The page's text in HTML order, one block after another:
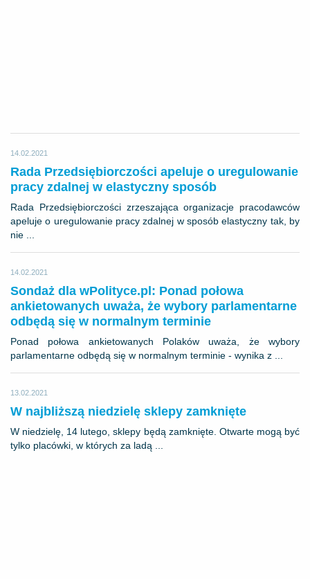
14.02.2021
Rada Przedsiębiorczości apeluje o uregulowanie
pracy zdalnej w elastyczny sposób
Rada Przedsiębiorczości zrzeszająca organizacje pracodawców
apeluje o uregulowanie pracy zdalnej w sposób elastyczny tak, by
nie ...
14.02.2021
Sondaż dla wPolityce.pl: Ponad połowa
ankietowanych uważa, że wybory parlamentarne
odbędą się w normalnym terminie
Ponad połowa ankietowanych Polaków uważa, że wybory
parlamentarne odbędą się w normalnym terminie - wynika z ...
13.02.2021
W najbliższą niedzielę sklepy zamknięte
W niedzielę, 14 lutego, sklepy będą zamknięte. Otwarte mogą być
tylko placówki, w których za ladą ...